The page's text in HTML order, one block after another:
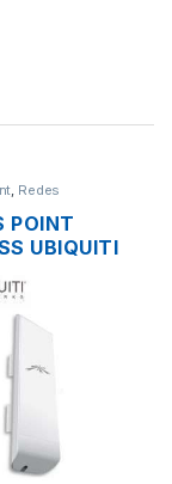
, Redes
POINT
UBIQUITI
M5
16DBI